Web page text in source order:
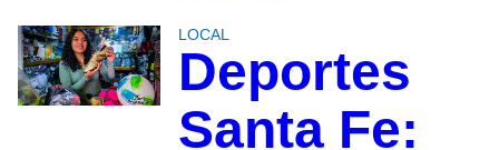
LOCAL
Deportes
Santa Fe: